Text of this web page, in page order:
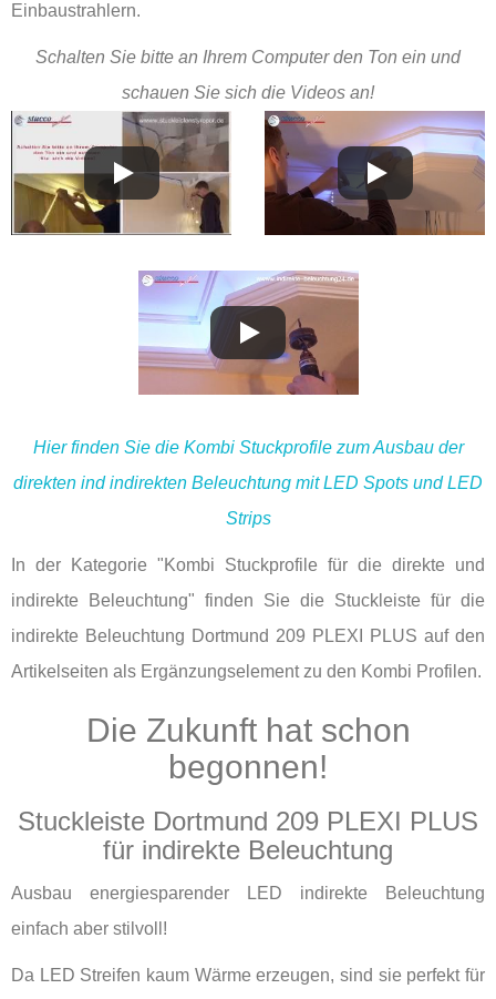
Einbaustrahlern.
Schalten Sie bitte an Ihrem Computer den Ton ein und
schauen Sie sich die Videos an!
Hier finden Sie die Kombi Stuckprofile zum Ausbau der
direkten ind indirekten Beleuchtung mit LED Spots und LED
Strips
In der Kategorie "Kombi Stuckprofile für die direkte und
indirekte Beleuchtung" finden Sie die Stuckleiste für die
indirekte Beleuchtung Dortmund 209 PLEXI PLUS auf den
Artikelseiten als Ergänzungselement zu den Kombi Profilen.
Die Zukunft hat schon
begonnen!
Stuckleiste Dortmund 209 PLEXI PLUS
für indirekte Beleuchtung
Ausbau energiesparender LED indirekte Beleuchtung
einfach aber stilvoll!
Da LED Streifen kaum Wärme erzeugen, sind sie perfekt für